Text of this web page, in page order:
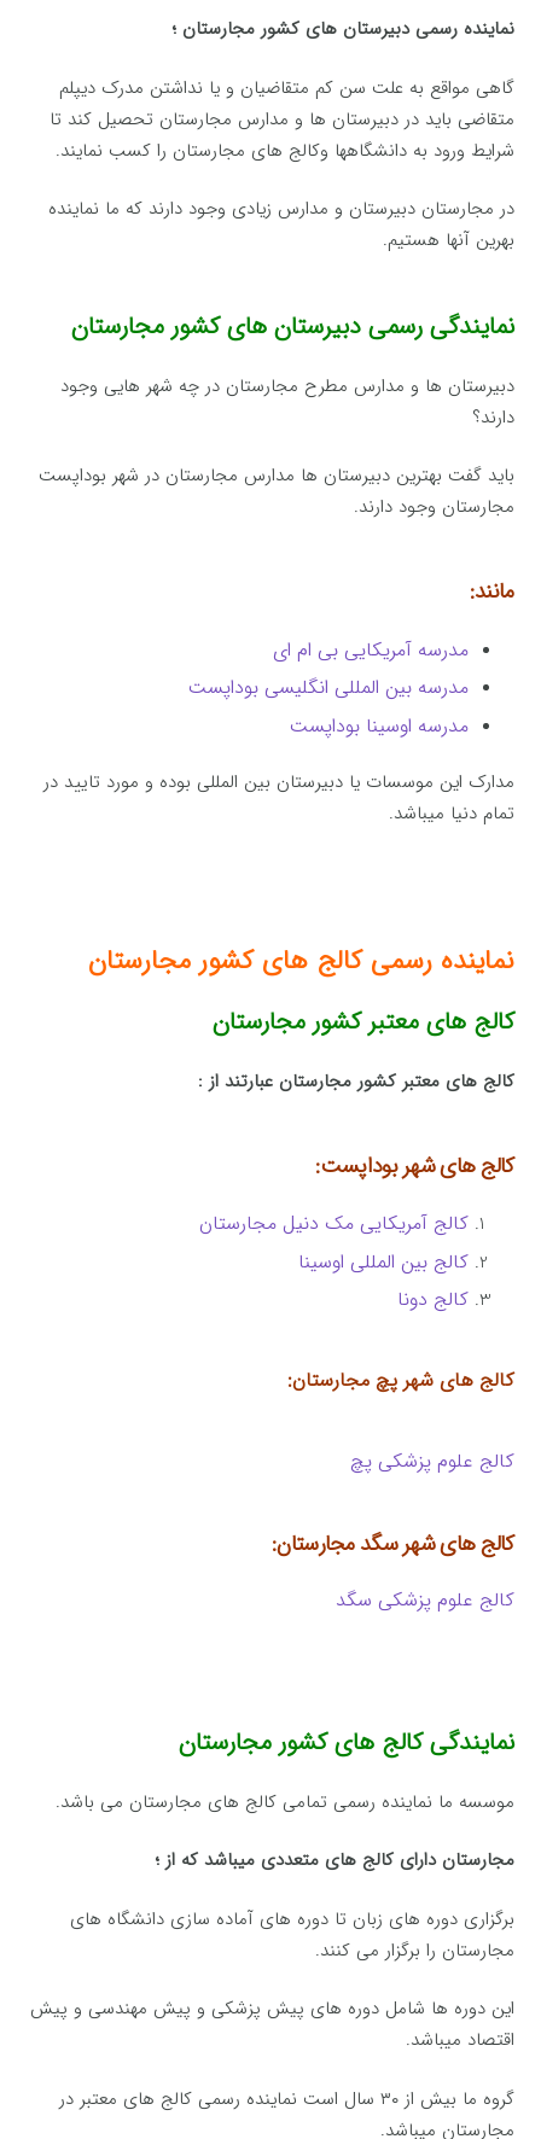
نماینده رسمی دبیرستان های کشور مجارستان ؛
گاهی مواقع به علت سن کم متقاضیان و یا نداشتن مدرک دیپلم
متقاضی باید در دبیرستان ها و مدارس مجارستان تحصیل کند تا
شرایط ورود به دانشگاهها وکالج های مجارستان را کسب نمایند.
در مجارستان دبیرستان و مدارس زیادی وجود دارند که ما نماینده
بهرین آنها هستیم.
نمایندگی رسمی دبیرستان های کشور مجارستان
دبیرستان ها و مدارس مطرح مجارستان در چه شهر هایی وجود
دارند؟
باید گفت بهترین دبیرستان ها مدارس مجارستان در شهر بوداپست
مجارستان وجود دارند.
مانند:
مدرسه آمریکایی بی ام ای
مدرسه بین المللی انگلیسی بوداپست
مدرسه اوسینا بوداپست
مدارک این موسسات یا دبیرستان بین المللی بوده و مورد تایید در
تمام دنیا میباشد.
نماینده رسمی کالج های کشور مجارستان
کالج های معتبر کشور مجارستان
کالج های معتبر کشور مجارستان عبارتند از :
کالج های شهر بوداپست:
کالج آمریکایی مک دنیل مجارستان
کالج بین المللی اوسینا
کالج دونا
کالج های شهر پچ مجارستان:
کالج علوم پزشکی پچ
کالج های شهر سگد مجارستان:
کالج علوم پزشکی سگد
نمایندگی کالج های کشور مجارستان
موسسه ما نماینده رسمی تمامی کالج های مجارستان می باشد.
مجارستان دارای کالج های متعددی میباشد که از ؛
برگزاری دوره های زبان تا دوره های آماده سازی دانشگاه های
مجارستان را برگزار می کنند.
این دوره ها شامل دوره های پیش پزشکی و پیش مهندسی و پیش
اقتصاد میباشد.
گروه ما بیش از ۳۰ سال است نماینده رسمی کالج های معتبر در
مجارستان میباشد.